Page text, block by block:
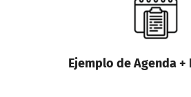
Ejemplo de Agenda +